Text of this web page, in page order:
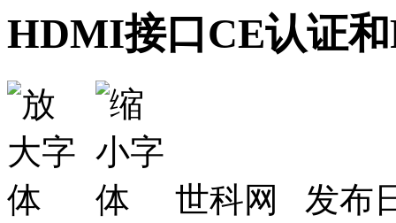
HDMI接口CE认证
世科网 发布